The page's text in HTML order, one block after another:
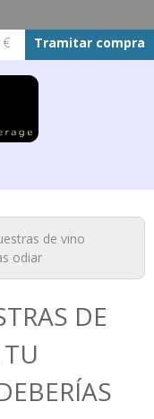
€ Tramitar compra
aquíde vino
odiar
DE